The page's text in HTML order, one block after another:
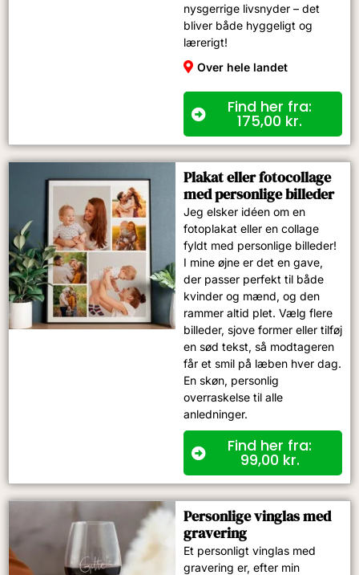
nysgerrige livsnyder – det
bliver både hyggeligt og
lærerigt!
Over hele landet
Find her fra:
175,00 kr.
Plakat eller fotocollage
med personlige billeder
Jeg elsker idéen om en
fotoplakat eller en collage
fyldt med personlige billeder!
I mine øjne er det en gave,
der passer perfekt til både
kvinder og mænd, og den
rammer altid plet. Vælg flere
billeder, sjove former eller tilføj
en sød tekst, så modtageren
får et smil på læben hver dag.
En skøn, personlig
overraskelse til alle
anledninger.
Find her fra:
99,00 kr.
Personlige vinglas med
gravering
Et personligt vinglas med
gravering er, efter min